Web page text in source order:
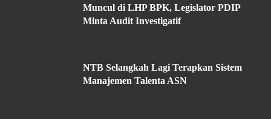
Muncul di LHP BPK, Legislator PDIP
Minta Audit Investigatif
NTB Selangkah Lagi Terapkan Sistem
Manajemen Talenta ASN